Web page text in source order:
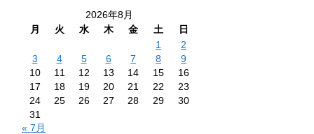
2026年8月
月
火 水 木 金 土
日
1
2
3
4 5 6 7 8
9
10
11 12 13 14 15
16
17
18 19 20 21 22
23
24
25 26 27 28 29
30
31
« 7月